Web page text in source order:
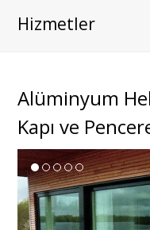
Hizmetler
Alüminyum
Kapı ve